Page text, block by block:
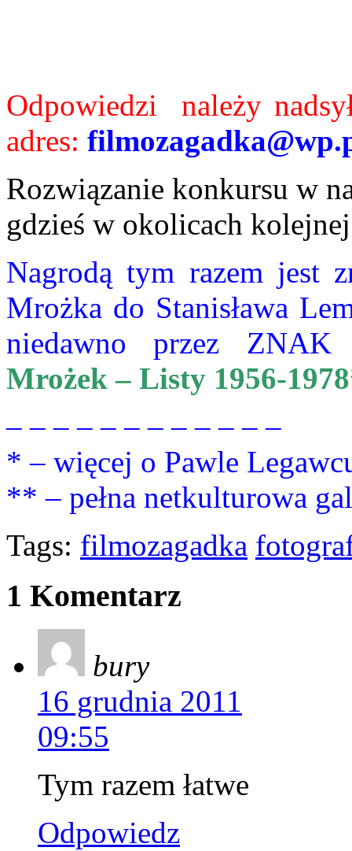
Odpowiedzi należy
adres:
Rozwiązanie konkursu w
gdzieś w okolicach
Nagrodą tym razem jest
Mrożka do Stanisława
niedawno przez
Mrożek – Listy 1956-
– – – – – – – – – – – –
* – więcej o Pawle
** – pełna netkulturowa
Tags: filmozagadka
1 Komentarz
bury
16 grudnia 2011
09:55
Tym razem łatwe
Odpowiedz